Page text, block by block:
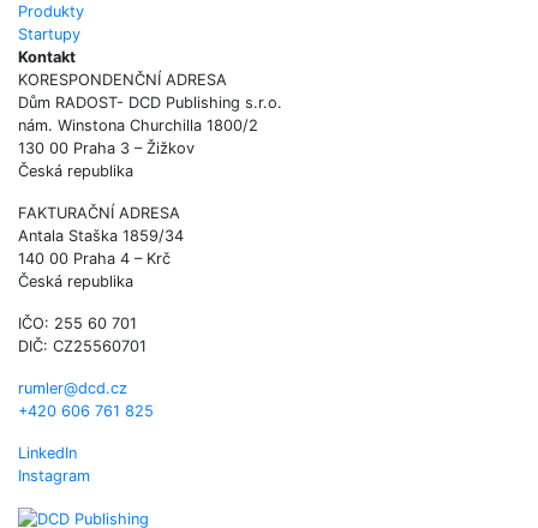
Produkty
Startupy
Kontakt
KORESPONDENČNÍ ADRESA
Dům RADOST- DCD Publishing s.r.o.
nám. Winstona Churchilla 1800/2
130 00 Praha 3 – Žižkov
Česká republika
FAKTURAČNÍ ADRESA
Antala Staška 1859/34
140 00 Praha 4 – Krč
Česká republika
IČO: 255 60 701
DIČ: CZ25560701
rumler@dcd.cz
+420 606 761 825
LinkedIn
Instagram